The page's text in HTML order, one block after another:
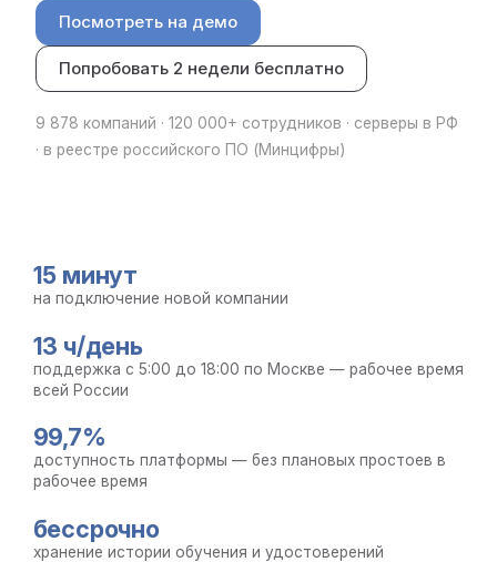
Посмотреть на демо
Попробовать 2 недели бесплатно
9 878 компаний · 120 000+ сотрудников · серверы в РФ
· в реестре российского ПО (Минцифры)
15 минут
на подключение новой компании
13 ч/день
поддержка с 5:00 до 18:00 по Москве — рабочее время
всей России
99,7%
доступность платформы — без плановых простоев в
рабочее время
бессрочно
хранение истории обучения и удостоверений